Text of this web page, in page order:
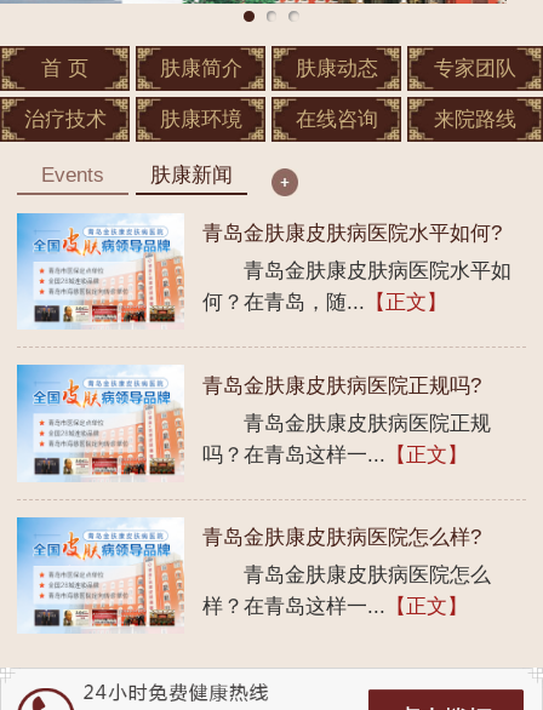
首 页 肤康简介 肤康动态 专家团队
治疗技术 肤康环境 在线咨询 来院路线
Events 肤康新闻
青岛金肤康皮肤病医院水平如何?
青岛金肤康皮肤病医院水平如
何？在青岛，随... 【正文】
青岛金肤康皮肤病医院正规吗?
青岛金肤康皮肤病医院正规
吗？在青岛这样一... 【正文】
青岛金肤康皮肤病医院怎么样?
青岛金肤康皮肤病医院怎么
样？在青岛这样一... 【正文】